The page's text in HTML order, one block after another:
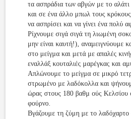
τα ασπράδια των αβγών με το
και σε ένα άλλο μπωλ τους
να ασπρίσει και να γίνει ένα πολύ
Ρίχνουμε σιγά σιγά τη λιωμένη
μην είναι καυτή!), αναμειγνύουμε
στο μείγμα και μετά με απαλές
εναλλάξ κουταλιές μαρέγκας και
Απλώνουμε το μείγμα σε μικρό
στρωμένο με λαδόκολλα και
ώρας στους 180 βαθμ ούς Κελσίου
φούρνο.
Βγάζουμε τη ζύμη με το